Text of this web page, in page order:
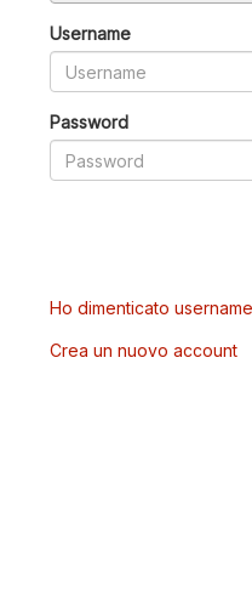
Username
Password
Ho dimenticato
Crea un nuovo account